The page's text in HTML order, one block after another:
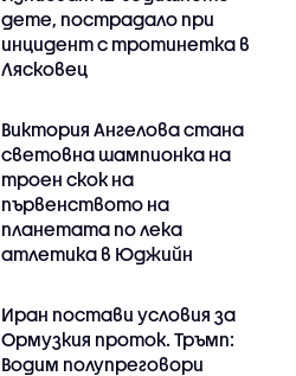
дете, пострадало при
инцидент с тротинетка в
Лясковец
Виктория Ангелова стана
световна шампионка на
троен скок на
първенството на
планетата по лека
атлетика в Юджийн
Иран постави условия за
Ормузкия проток. Тръмп:
Водим полупреговори